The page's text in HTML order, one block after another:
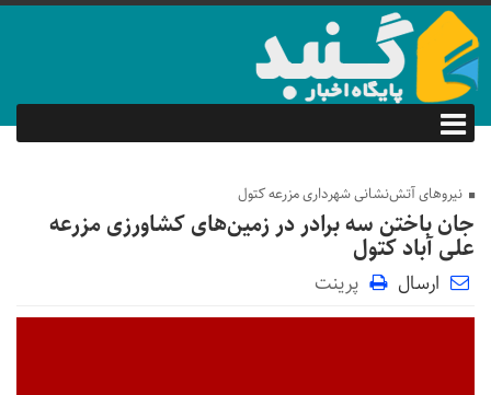
نیرو‌های آتش‌نشانی شهرداری مزرعه کتول
جان باختن سه برادر در زمین‌های کشاورزی مزرعه
علی آباد کتول
ارسال پرینت